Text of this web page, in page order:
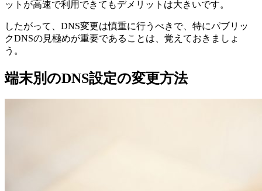
ットが高速で利用できてもデメリットは大きいです。
したがって、DNS変更は慎重に行うべきで、特にパブリッ
クDNSの見極めが重要であることは、覚えておきましょ
う。
端末別のDNS設定の変更方法